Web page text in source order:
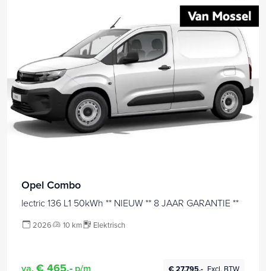
Opel Combo
lectric 136 L1 50kWh ** NIEUW ** 8 JAAR GARANTIE **
2026 10 km Elektrisch
va. p/m Excl. BTW